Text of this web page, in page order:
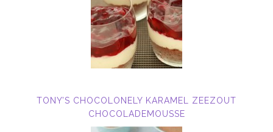
TONY’S CHOCOLONELY KARAMEL ZEEZOUT
CHOCOLADEMOUSSE